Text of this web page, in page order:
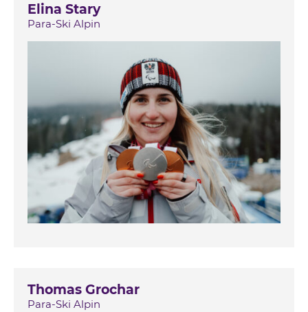
Elina Stary
Para-Ski Alpin
Thomas Grochar
Para-Ski Alpin